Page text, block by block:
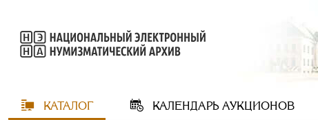
КАТАЛОГ КАЛЕНДАРЬАУКЦИОНОВ